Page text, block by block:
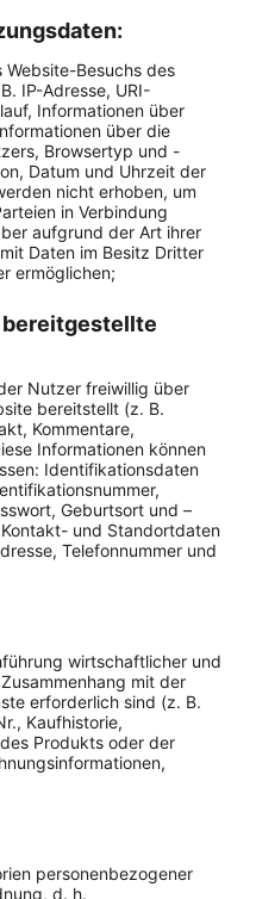
Besuchs des
IP-Adresse, URI-
Informationen über
über die
Browsertyp und -
Datum und Uhrzeit der
nicht erhoben, um
in Verbindung
aufgrund der Art ihrer
Daten im Besitz Dritter
ermöglichen;
Nutzer freiwillig über
bereitstellt (z. B.
Kommentare,
Informationen können
Identifikationsdaten
Geburtsort und –
und Standortdaten
Telefonnummer und
wirtschaftlicher und
mit der
erforderlich sind (z. B.
Kaufhistorie,
Produkts oder der
personenbezogener
d. h.